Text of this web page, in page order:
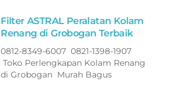
Filter ASTRAL Peralatan Kolam
Renang di Grobogan Terbaik
0812-8349-6007 0821-1398-1907
Toko Perlengkapan Kolam Renang
di Grobogan Murah Bagus